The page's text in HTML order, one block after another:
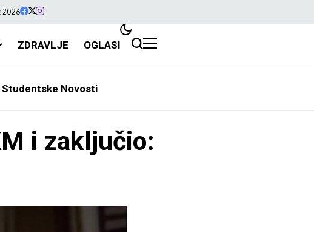
2026
ZDRAVLJE OGLASI
Studentske Novosti
i zaključio: